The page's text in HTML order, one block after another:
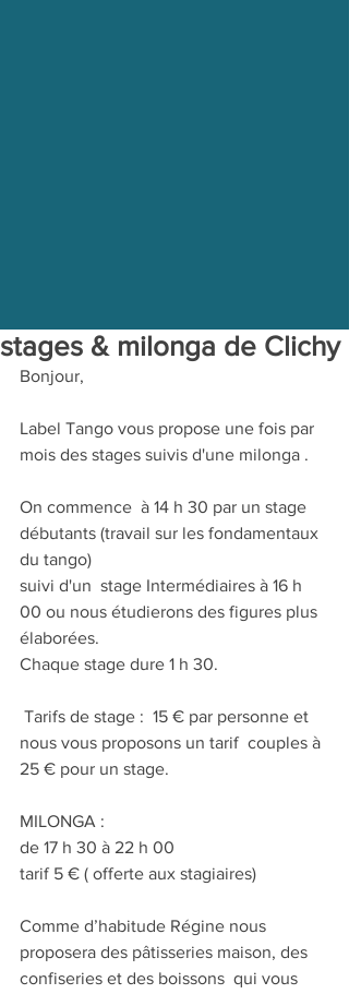
stages & milonga de Clichy
Bonjour,
Label Tango vous propose une fois par
mois des stages suivis d'une milonga .
On commence  à 14 h 30 par un stage
débutants (travail sur les fondamentaux
du tango)
suivi d'un  stage Intermédiaires à 16 h
00 ou nous étudierons des figures plus
élaborées.
Chaque stage dure 1 h 30.
nous vous proposons un tarif  couples à
25 € pour un stage.
MILONGA :
de 17 h 30 à 22 h 00
tarif 5 € ( offerte aux stagiaires)
Comme d’habitude Régine nous
proposera des pâtisseries maison, des
confiseries et des boissons  qui vous